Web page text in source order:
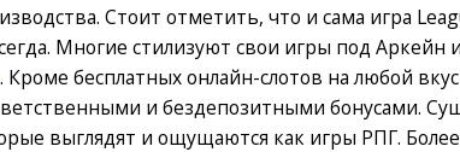
Стоит отметить, что и сама игра
Многие стилизуют свои игры под Аркейн
. Кроме бесплатных онлайн-слотов на любой
и бездепозитными бонусами.
выглядят и ощущаются как игры РПГ.